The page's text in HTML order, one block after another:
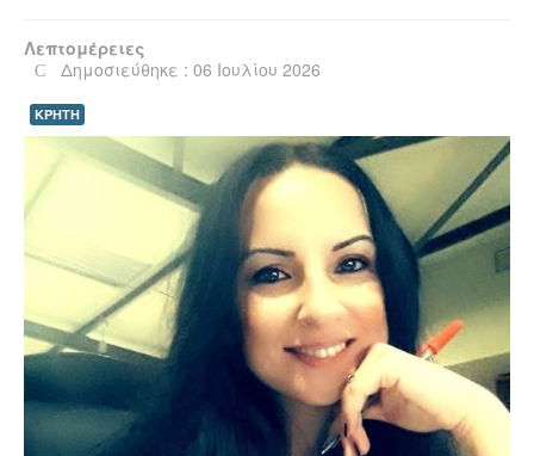
Κόσμος
Τεχνολογία
Υγεία
Συνταγές
Λεπτομέρειες
Δημοσιεύθηκε : 06 Ιουλίου 2026
ΚΡΗΤΗ